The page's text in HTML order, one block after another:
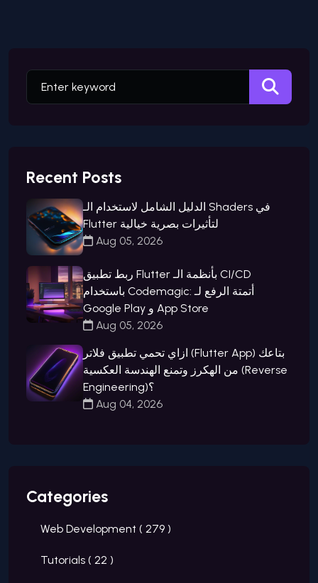
Recent Posts
الدليل الشامل لاستخدام الـ Shaders في
Flutter لتأثيرات بصرية خيالية
Aug 05, 2026
ربط تطبيق Flutter بأنظمة الـ CI/CD
باستخدام Codemagic: أتمتة الرفع لـ
Google Play و App Store
Aug 05, 2026
ازاي تحمي تطبيق فلاتر (Flutter App) بتاعك
من الهكرز وتمنع الهندسة العكسية (Reverse
Engineering)؟
Aug 04, 2026
Categories
Web Development ( 279 )
Tutorials ( 22 )